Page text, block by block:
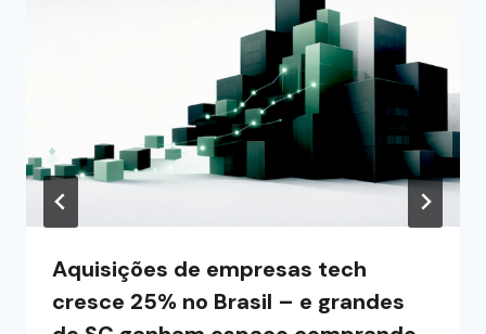
Aquisições de empresas tech
cresce 25% no Brasil – e grandes